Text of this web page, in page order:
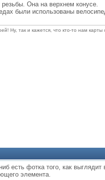
Она на верхнем конусе.
были использованы
Ну, так и кажется, что кто-то нам
есть фотка того, как
элемента.